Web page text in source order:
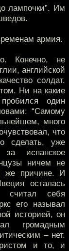
лампочки”. Им
армия.
Конечно, не
английской
солдат.
Ни на какие
один
“Самому
много
что
сделать, уже
испанское
ничем не
же причине. И
осталась
считал себя
его называл
историей, он
громадным
– нет.
и то, и